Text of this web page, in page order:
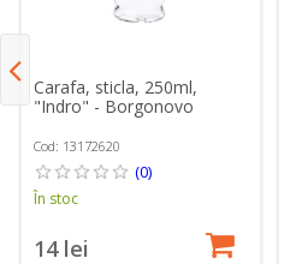
Carafa, sticla, 250ml,
"Indro" - Borgonovo
Cod: 13172620
(0)
În stoc
14 lei